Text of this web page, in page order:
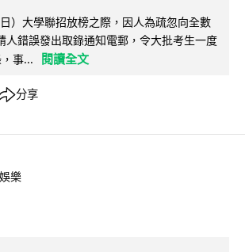
）大學聯招放榜之際，因人為疏忽向全數
人錯誤發出取錄通知電郵，令大批考生一度
事...
閱讀全文
分享
樂